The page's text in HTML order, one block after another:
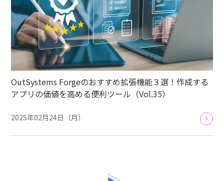
OutSystems Forgeのおすすめ拡張機能３選！作成する
アプリの価値を高める便利ツール（Vol.35）
2025年02月24日（月）